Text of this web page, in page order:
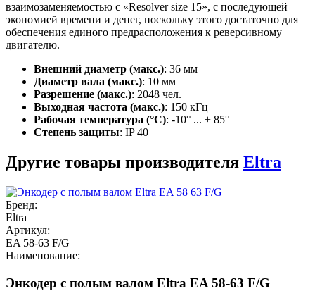
взаимозаменяемостью с «Resolver size 15», с последующей
экономией времени и денег, поскольку этого достаточно для
обеспечения единого предрасположения к реверсивному
двигателю.
Внешний диаметр (макс.): 36 мм
Диаметр вала (макс.): 10 мм
Разрешение (макс.): 2048 чел.
Выходная частота (макс.): 150 кГц
Рабочая температура (°C): -10° ... + 85°
Степень защиты: IP 40
Другие товары производителя Eltra
Бренд:
Eltra
Артикул:
EA 58-63 F/G
Наименование:
Энкодер с полым валом Eltra EA 58-63 F/G